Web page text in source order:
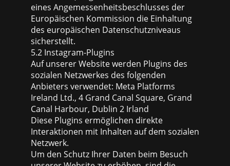
eines Angemessenheitsbeschlusses der
Europäischen Kommission die Einhaltung
des europäischen Datenschutzniveaus
sicherstellt.
5.2 Instagram-Plugins
Auf unserer Website werden Plugins des
sozialen Netzwerkes des folgenden
Anbieters verwendet: Meta Platforms
Ireland Ltd., 4 Grand Canal Square, Grand
Canal Harbour, Dublin 2 Irland
Diese Plugins ermöglichen direkte
Interaktionen mit Inhalten auf dem sozialen
Netzwerk.
Um den Schutz Ihrer Daten beim Besuch